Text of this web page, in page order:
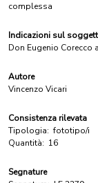
complessa
Indicazioni sul
Don Eugenio Corecco
Autore
Vincenzo Vicari
Consistenza rilevata
Tipologia: fototipo/i
Quantità: 16
Segnature